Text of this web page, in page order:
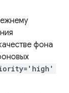
фона